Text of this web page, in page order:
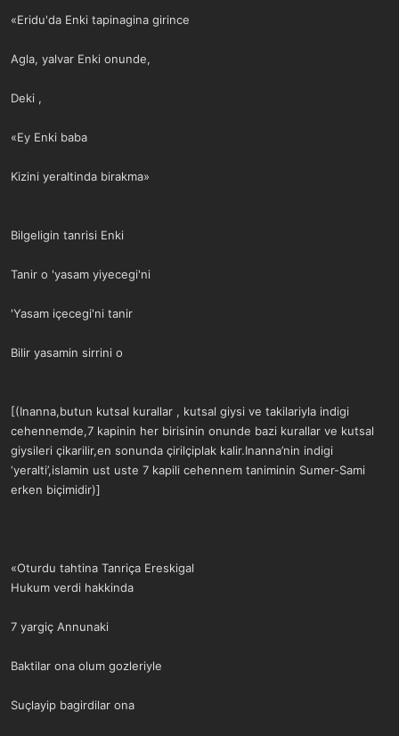
«Eridu'da Enki tapinagina girince
Agla, yalvar Enki onunde,
Deki ,
«Ey Enki baba
Kizini yeraltinda birakma»
Bilgeligin tanrisi Enki
Tanir o 'yasam yiyecegi'ni
'Yasam içecegi'ni tanir
Bilir yasamin sirrini o
[(Inanna,butun kutsal kurallar , kutsal giysi ve takilariyla indigi
cehennemde,7 kapinin her birisinin onunde bazi kurallar ve kutsal
giysileri çikarilir,en sonunda çirilçiplak kalir.Inanna’nin indigi
‘yeralti’,islamin ust uste 7 kapili cehennem taniminin Sumer-Sami
erken biçimidir)]
«Oturdu tahtina Tanriça Ereskigal
Hukum verdi hakkinda
7 yargiç Annunaki
Baktilar ona olum gozleriyle
Suçlayip bagirdilar ona